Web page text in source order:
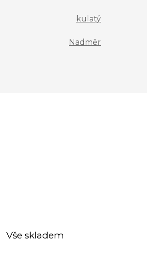
kulatý
Nadměr
Vše skladem